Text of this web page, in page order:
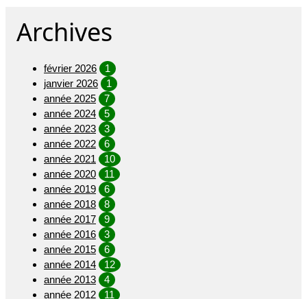
Archives
février 2026
1
janvier 2026
1
année 2025
7
année 2024
5
année 2023
3
année 2022
6
année 2021
10
année 2020
11
année 2019
6
année 2018
8
année 2017
9
année 2016
3
année 2015
6
année 2014
12
année 2013
4
année 2012
11